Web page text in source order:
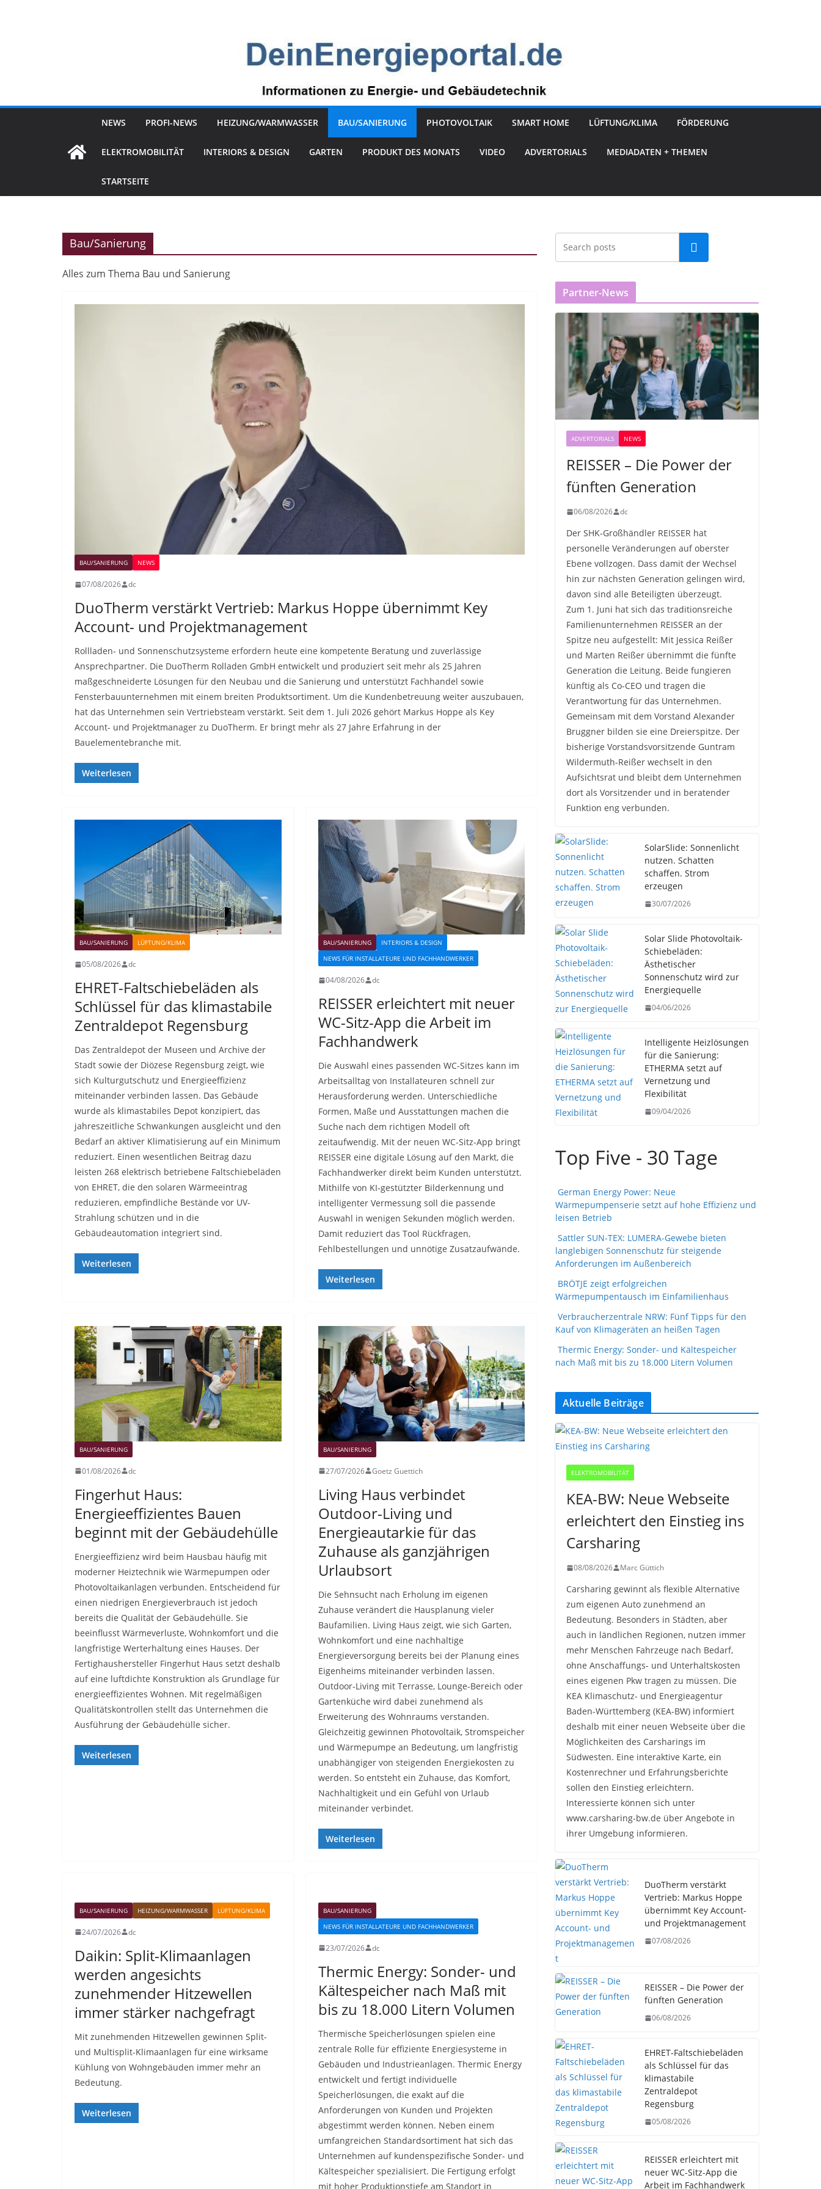
NEWS PROFI-NEWS HEIZUNG/WARMWASSER BAU/SANIERUNG PHOTOVOLTAIK SMART HOME LÜFTUNG/KLIMA FÖRDERUNG
ELEKTROMOBILITÄT INTERIORS & DESIGN GARTEN PRODUKT DES MONATS VIDEO ADVERTORIALS MEDIADATEN + THEMEN
STARTSEITE
Bau/Sanierung
Alles zum Thema Bau und Sanierung
BAU/SANIERUNG NEWS
07/08/2026 dc
DuoTherm verstärkt Vertrieb: Markus Hoppe übernimmt Key
Account- und Projektmanagement
Rollladen- und Sonnenschutzsysteme erfordern heute eine kompetente Beratung und zuverlässige
Ansprechpartner. Die DuoTherm Rolladen GmbH entwickelt und produziert seit mehr als 25 Jahren
maßgeschneiderte Lösungen für den Neubau und die Sanierung und unterstützt Fachhandel sowie
Fensterbauunternehmen mit einem breiten Produktsortiment. Um die Kundenbetreuung weiter auszubauen,
hat das Unternehmen sein Vertriebsteam verstärkt. Seit dem 1. Juli 2026 gehört Markus Hoppe als Key
Account- und Projektmanager zu DuoTherm. Er bringt mehr als 27 Jahre Erfahrung in der
Bauelementebranche mit.
Weiterlesen
BAU/SANIERUNG LÜFTUNG/KLIMA
05/08/2026 dc
EHRET-Faltschiebeläden als
Schlüssel für das klimastabile
Zentraldepot Regensburg
Das Zentraldepot der Museen und Archive der
Stadt sowie der Diözese Regensburg zeigt, wie
sich Kulturgutschutz und Energieeffizienz
miteinander verbinden lassen. Das Gebäude
wurde als klimastabiles Depot konzipiert, das
jahreszeitliche Schwankungen ausgleicht und den
Bedarf an aktiver Klimatisierung auf ein Minimum
reduziert. Einen wesentlichen Beitrag dazu
leisten 268 elektrisch betriebene Faltschiebeläden
von EHRET, die den solaren Wärmeeintrag
reduzieren, empfindliche Bestände vor UV-
Strahlung schützen und in die
Gebäudeautomation integriert sind.
Weiterlesen
BAU/SANIERUNG
INTERIORS & DESIGN
NEWS FÜR INSTALLATEURE UND FACHHANDWERKER
04/08/2026 dc
REISSER erleichtert mit neuer
WC-Sitz-App die Arbeit im
Fachhandwerk
Die Auswahl eines passenden WC-Sitzes kann im
Arbeitsalltag von Installateuren schnell zur
Herausforderung werden. Unterschiedliche
Formen, Maße und Ausstattungen machen die
Suche nach dem richtigen Modell oft
zeitaufwendig. Mit der neuen WC-Sitz-App bringt
REISSER eine digitale Lösung auf den Markt, die
Fachhandwerker direkt beim Kunden unterstützt.
Mithilfe von KI-gestützter Bilderkennung und
intelligenter Vermessung soll die passende
Auswahl in wenigen Sekunden möglich werden.
Damit reduziert das Tool Rückfragen,
Fehlbestellungen und unnötige Zusatzaufwände.
Weiterlesen
BAU/SANIERUNG
01/08/2026 dc
Fingerhut Haus:
Energieeffizientes Bauen
beginnt mit der Gebäudehülle
Energieeffizienz wird beim Hausbau häufig mit
moderner Heiztechnik wie Wärmepumpen oder
Photovoltaikanlagen verbunden. Entscheidend für
einen niedrigen Energieverbrauch ist jedoch
bereits die Qualität der Gebäudehülle. Sie
beeinflusst Wärmeverluste, Wohnkomfort und die
langfristige Werterhaltung eines Hauses. Der
Fertighaushersteller Fingerhut Haus setzt deshalb
auf eine luftdichte Konstruktion als Grundlage für
energieeffizientes Wohnen. Mit regelmäßigen
Qualitätskontrollen stellt das Unternehmen die
Ausführung der Gebäudehülle sicher.
Weiterlesen
BAU/SANIERUNG
27/07/2026 Goetz Guettich
Living Haus verbindet
Outdoor-Living und
Energieautarkie für das
Zuhause als ganzjährigen
Urlaubsort
Die Sehnsucht nach Erholung im eigenen
Zuhause verändert die Hausplanung vieler
Baufamilien. Living Haus zeigt, wie sich Garten,
Wohnkomfort und eine nachhaltige
Energieversorgung bereits bei der Planung eines
Eigenheims miteinander verbinden lassen.
Outdoor-Living mit Terrasse, Lounge-Bereich oder
Gartenküche wird dabei zunehmend als
Erweiterung des Wohnraums verstanden.
Gleichzeitig gewinnen Photovoltaik, Stromspeicher
und Wärmepumpe an Bedeutung, um langfristig
unabhängiger von steigenden Energiekosten zu
werden. So entsteht ein Zuhause, das Komfort,
Nachhaltigkeit und ein Gefühl von Urlaub
miteinander verbindet.
Weiterlesen
BAU/SANIERUNG HEIZUNG/WARMWASSER LÜFTUNG/KLIMA
24/07/2026 dc
Daikin: Split-Klimaanlagen
werden angesichts
zunehmender Hitzewellen
immer stärker nachgefragt
Mit zunehmenden Hitzewellen gewinnen Split-
und Multisplit-Klimaanlagen für eine wirksame
Kühlung von Wohngebäuden immer mehr an
Bedeutung.
Weiterlesen
BAU/SANIERUNG
NEWS FÜR INSTALLATEURE UND FACHHANDWERKER
23/07/2026 dc
Thermic Energy: Sonder- und
Kältespeicher nach Maß mit
bis zu 18.000 Litern Volumen
Thermische Speicherlösungen spielen eine
zentrale Rolle für effiziente Energiesysteme in
Gebäuden und Industrieanlagen. Thermic Energy
entwickelt und fertigt individuelle
Speicherlösungen, die exakt auf die
Anforderungen von Kunden und Projekten
abgestimmt werden können. Neben einem
umfangreichen Standardsortiment hat sich das
Unternehmen auf kundenspezifische Sonder- und
Kältespeicher spezialisiert. Die Fertigung erfolgt
mit hoher Produktionstiefe am Standort in
Partner-News
ADVERTORIALS NEWS
REISSER – Die Power der
fünften Generation
06/08/2026 dc
Der SHK-Großhändler REISSER hat
personelle Veränderungen auf oberster
Ebene vollzogen. Dass damit der Wechsel
hin zur nächsten Generation gelingen wird,
davon sind alle Beteiligten überzeugt.
Zum 1. Juni hat sich das traditionsreiche
Familienunternehmen REISSER an der
Spitze neu aufgestellt: Mit Jessica Reißer
und Marten Reißer übernimmt die fünfte
Generation die Leitung. Beide fungieren
künftig als Co-CEO und tragen die
Verantwortung für das Unternehmen.
Gemeinsam mit dem Vorstand Alexander
Bruggner bilden sie eine Dreierspitze. Der
bisherige Vorstandsvorsitzende Guntram
Wildermuth-Reißer wechselt in den
Aufsichtsrat und bleibt dem Unternehmen
dort als Vorsitzender und in beratender
Funktion eng verbunden.
SolarSlide: Sonnenlicht
nutzen. Schatten
schaffen. Strom
erzeugen
30/07/2026
Solar Slide Photovoltaik-
Schiebeläden:
Ästhetischer
Sonnenschutz wird zur
Energiequelle
04/06/2026
Intelligente Heizlösungen
für die Sanierung:
ETHERMA setzt auf
Vernetzung und
Flexibilität
09/04/2026
Top Five - 30 Tage
German Energy Power: Neue
Wärmepumpenserie setzt auf hohe Effizienz und
leisen Betrieb
Sattler SUN-TEX: LUMERA-Gewebe bieten
langlebigen Sonnenschutz für steigende
Anforderungen im Außenbereich
BRÖTJE zeigt erfolgreichen
Wärmepumpentausch im Einfamilienhaus
Verbraucherzentrale NRW: Fünf Tipps für den
Kauf von Klimageräten an heißen Tagen
Thermic Energy: Sonder- und Kältespeicher
nach Maß mit bis zu 18.000 Litern Volumen
Aktuelle Beiträge
ELEKTROMOBILITÄT
KEA-BW: Neue Webseite
erleichtert den Einstieg ins
Carsharing
08/08/2026 Marc Güttich
Carsharing gewinnt als flexible Alternative
zum eigenen Auto zunehmend an
Bedeutung. Besonders in Städten, aber
auch in ländlichen Regionen, nutzen immer
mehr Menschen Fahrzeuge nach Bedarf,
ohne Anschaffungs- und Unterhaltskosten
eines eigenen Pkw tragen zu müssen. Die
KEA Klimaschutz- und Energieagentur
Baden-Württemberg (KEA-BW) informiert
deshalb mit einer neuen Webseite über die
Möglichkeiten des Carsharings im
Südwesten. Eine interaktive Karte, ein
Kostenrechner und Erfahrungsberichte
sollen den Einstieg erleichtern.
Interessierte können sich unter
www.carsharing-bw.de über Angebote in
ihrer Umgebung informieren.
DuoTherm verstärkt
Vertrieb: Markus Hoppe
übernimmt Key Account-
und Projektmanagement
07/08/2026
REISSER – Die Power der
fünften Generation
06/08/2026
EHRET-Faltschiebeläden
als Schlüssel für das
klimastabile
Zentraldepot
Regensburg
05/08/2026
REISSER erleichtert mit
neuer WC-Sitz-App die
Arbeit im Fachhandwerk